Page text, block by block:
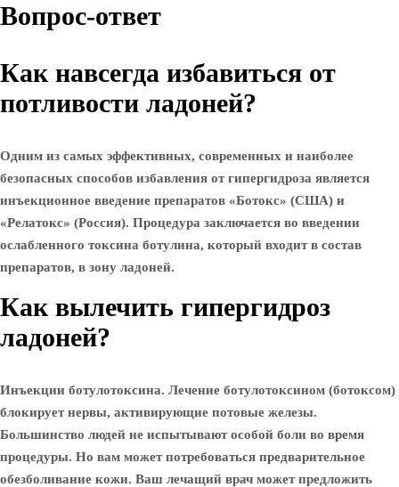
Вопрос-ответ
Как навсегда избавиться от
потливости ладоней?
Одним из самых эффективных, современных и наиболее
безопасных способов избавления от гипергидроза является
инъекционное введение препаратов «Ботокс» (США) и
«Релатокс» (Россия). Процедура заключается во введении
ослабленного токсина ботулина, который входит в состав
препаратов, в зону ладоней.
Как вылечить гипергидроз
ладоней?
Инъекции ботулотоксина. Лечение ботулотоксином (ботоксом)
блокирует нервы, активирующие потовые железы.
Большинство людей не испытывают особой боли во время
процедуры. Но вам может потребоваться предварительное
обезболивание кожи. Ваш лечащий врач может предложить